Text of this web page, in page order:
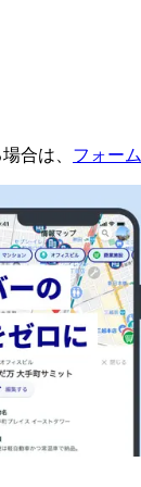
合は、 フォーム